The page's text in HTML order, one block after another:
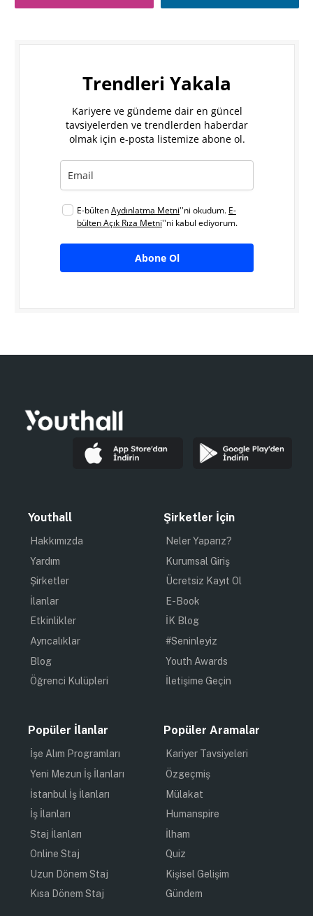
Trendleri Yakala
Kariyere ve gündeme dair en güncel
tavsiyelerden ve trendlerden haberdar
olmak için e-posta listemize abone ol.
E-bültenAydınlatma Metni''ni okudum. E-
bülten Açık Rıza Metni''ni kabul ediyorum.
Abone Ol
Youthall
Hakkımızda
Yardım
Şirketler
İlanlar
Etkinlikler
Ayrıcalıklar
Blog
Öğrenci Kulüpleri
Şirketler İçin
Neler Yaparız?
Kurumsal Giriş
Ücretsiz Kayıt Ol
E-Book
İK Blog
#Seninleyiz
Youth Awards
İletişime Geçin
Popüler İlanlar
İşe Alım Programları
Yeni Mezun İş İlanları
İstanbul İş İlanları
İş İlanları
Staj İlanları
Online Staj
Uzun Dönem Staj
Kısa Dönem Staj
Popüler Aramalar
Kariyer Tavsiyeleri
Özgeçmiş
Mülakat
Humanspire
İlham
Quiz
Kişisel Gelişim
Gündem